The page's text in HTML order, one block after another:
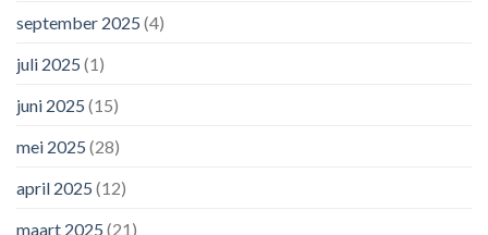
september 2025 (4)
juli 2025 (1)
juni 2025 (15)
mei 2025 (28)
april 2025 (12)
maart 2025 (21)